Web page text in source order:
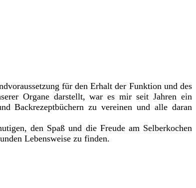
für den Erhalt der Funktion und des
Organe darstellt, war es mir seit Jahren ein
Backrezeptbüchern zu vereinen und alle daran
den Spaß und die Freude am Selberkochen
Lebensweise zu finden.